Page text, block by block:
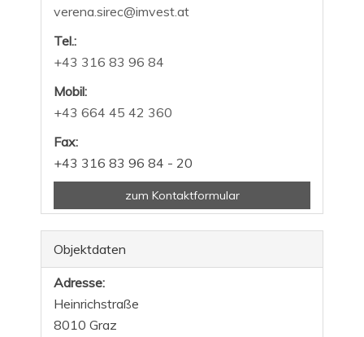
verena.sirec@imvest.at
Tel.:
+43 316 83 96 84
Mobil:
+43 664 45 42 360
Fax:
+43 316 83 96 84 - 20
zum Kontaktformular
Objektdaten
Adresse:
Heinrichstraße
8010 Graz